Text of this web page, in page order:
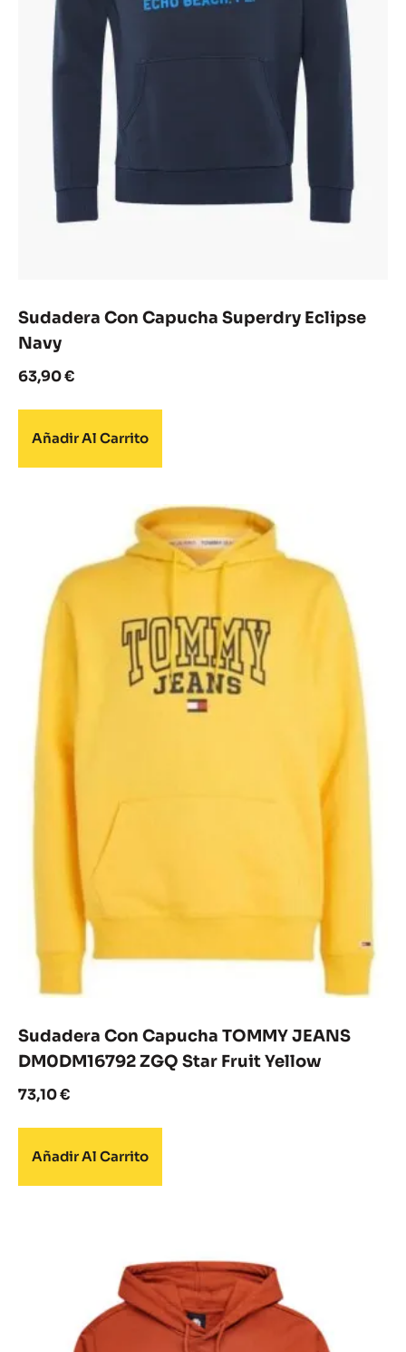
Sudadera Con Capucha Superdry Eclipse
Navy
63,90€
Añadir Al Carrito
Sudadera Con Capucha TOMMY JEANS
DM0DM16792 ZGQ Star Fruit Yellow
73,10€
Añadir Al Carrito